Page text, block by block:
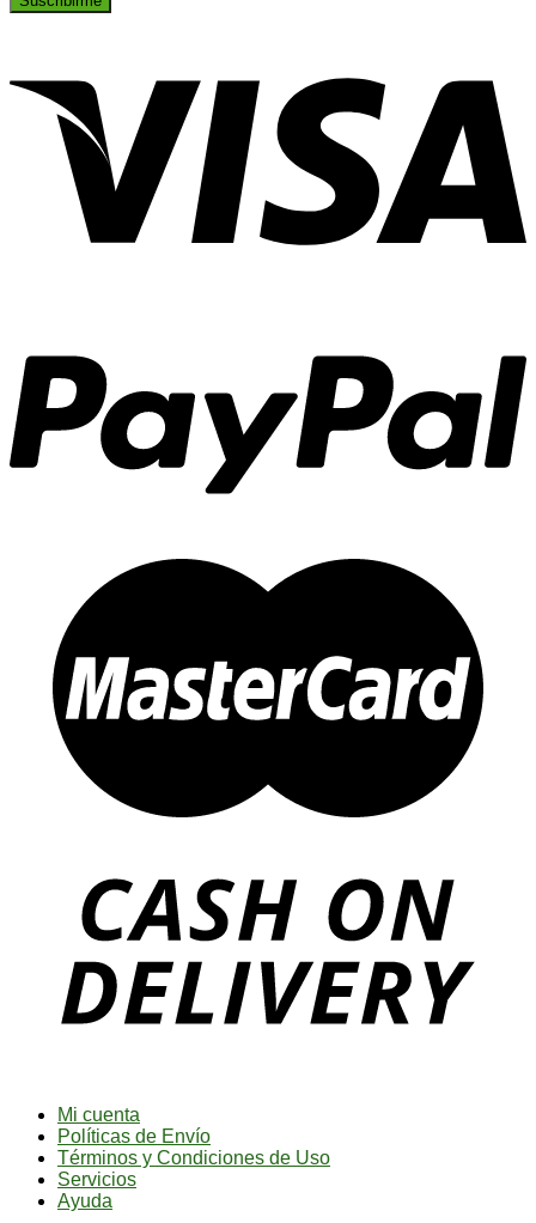
Mi cuenta
Políticas de Envío
Términos y Condiciones de Uso
Servicios
Ayuda